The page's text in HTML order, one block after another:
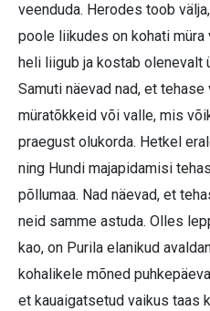
veenduda. Herodes toob
poole liikudes on kohati
heli liigub ja kostab olenevalt
Samuti näevad nad, et
müratõkkeid või valle, mis
praegust olukorda. Hetkel
ning Hundi majapidamisi
põllumaa. Nad näevad, et
neid samme astuda. Olles
kao, on Purila elanikud
kohalikele mõned
et kauaigatsetud vaikus taas